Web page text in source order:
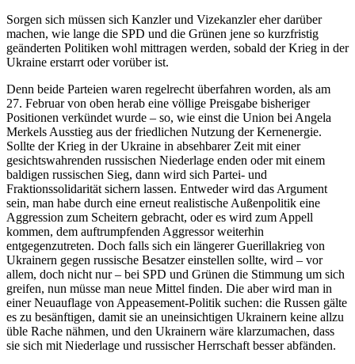
Sorgen sich müssen sich Kanzler und Vizekanzler eher darüber
machen, wie lange die SPD und die Grünen jene so kurzfristig
geänderten Politiken wohl mittragen werden, sobald der Krieg in der
Ukraine erstarrt oder vorüber ist.
Denn beide Parteien waren regelrecht überfahren worden, als am
27. Februar von oben herab eine völlige Preisgabe bisheriger
Positionen verkündet wurde – so, wie einst die Union bei Angela
Merkels Ausstieg aus der friedlichen Nutzung der Kernenergie.
Sollte der Krieg in der Ukraine in absehbarer Zeit mit einer
gesichtswahrenden russischen Niederlage enden oder mit einem
baldigen russischen Sieg, dann wird sich Partei- und
Fraktionssolidarität sichern lassen. Entweder wird das Argument
sein, man habe durch eine erneut realistische Außenpolitik eine
Aggression zum Scheitern gebracht, oder es wird zum Appell
kommen, dem auftrumpfenden Aggressor weiterhin
entgegenzutreten. Doch falls sich ein längerer Guerillakrieg von
Ukrainern gegen russische Besatzer einstellen sollte, wird – vor
allem, doch nicht nur – bei SPD und Grünen die Stimmung um sich
greifen, nun müsse man neue Mittel finden. Die aber wird man in
einer Neuauflage von Appeasement-Politik suchen: die Russen gälte
es zu besänftigen, damit sie an uneinsichtigen Ukrainern keine allzu
üble Rache nähmen, und den Ukrainern wäre klarzumachen, dass
sie sich mit Niederlage und russischer Herrschaft besser abfänden.